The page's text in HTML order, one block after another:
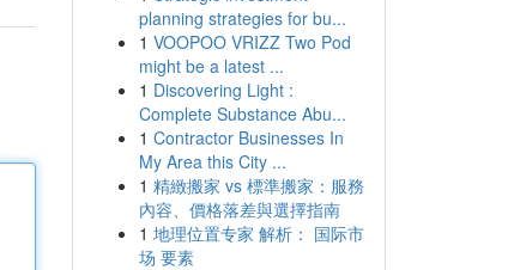
planning strategies for bu...
1 VOOPOO VRIZZ Two Pod
might be a latest ...
1 Discovering Light :
Complete Substance Abu...
1 Contractor Businesses In
My Area this City ...
1 精緻搬家 vs 標準搬家：服務
內容、價格落差與選擇指南
1 地理位置专家 解析： 国际市
场 要素